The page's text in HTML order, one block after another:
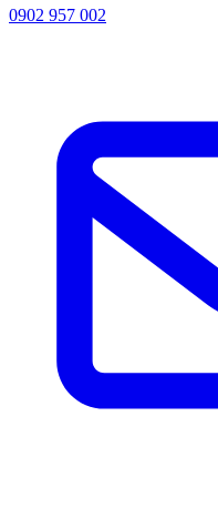
0902 957 002